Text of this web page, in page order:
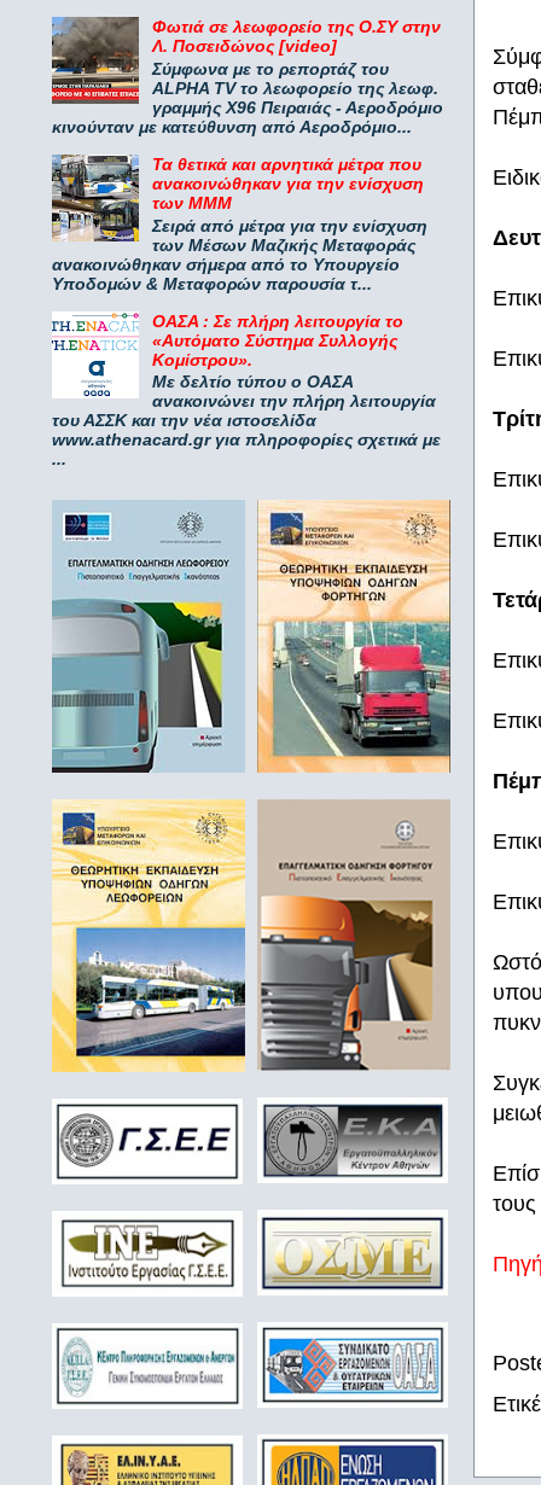
Φωτιά σε λεωφορείο της Ο.ΣΥ στην
Λ. Ποσειδώνος [video]
Σύμφωνα με το ρεπορτάζ του
ALPHA TV το λεωφορείο της λεωφ.
γραμμής Χ96 Πειραιάς - Αεροδρόμιο
κινούνταν με κατεύθυνση από Αεροδρόμιο...
Τα θετικά και αρνητικά μέτρα που
ανακοινώθηκαν για την ενίσχυση
των ΜΜΜ
Σειρά από μέτρα για την ενίσχυση
των Μέσων Μαζικής Μεταφοράς
ανακοινώθηκαν σήμερα από το Υπουργείο
Υποδομών & Μεταφορών παρουσία τ...
ΟΑΣΑ : Σε πλήρη λειτουργία το
«Αυτόματο Σύστημα Συλλογής
Κομίστρου».
Με δελτίο τύπου ο ΟΑΣΑ
ανακοινώνει την πλήρη λειτουργία
του ΑΣΣΚ και την νέα ιστοσελίδα
www.athenacard.gr για πληροφορίες σχετικά με
...